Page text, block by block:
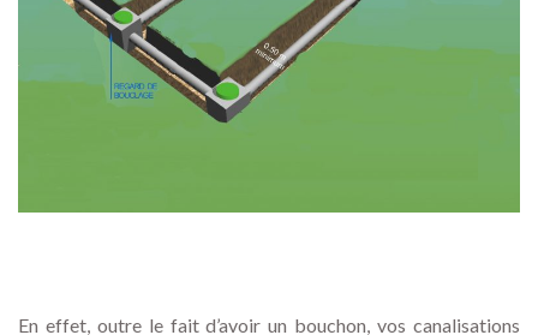
En effet, outre le fait d’avoir un bouchon, vos canalisations